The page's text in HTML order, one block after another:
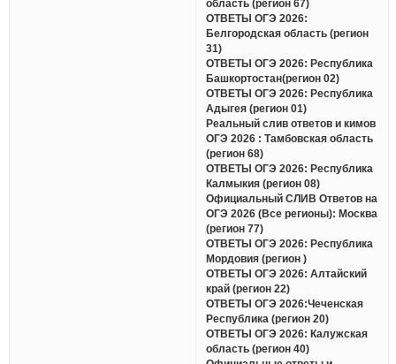
область (регион 67)
ОТВЕТЫ ОГЭ 2026:
Белгородская область (регион
31)
ОТВЕТЫ ОГЭ 2026: Республика
Башкортостан(регион 02)
ОТВЕТЫ ОГЭ 2026: Республика
Адыгея (регион 01)
Реальный слив ответов и кимов
ОГЭ 2026 : Тамбовская область
(регион 68)
ОТВЕТЫ ОГЭ 2026: Республика
Калмыкия (регион 08)
Официальный СЛИВ Ответов на
ОГЭ 2026 (Все регионы): Москва
(регион 77)
ОТВЕТЫ ОГЭ 2026: Республика
Мордовия (регион )
ОТВЕТЫ ОГЭ 2026: Алтайский
край (регион 22)
ОТВЕТЫ ОГЭ 2026:Чеченская
Республика (регион 20)
ОТВЕТЫ ОГЭ 2026: Калужская
область (регион 40)